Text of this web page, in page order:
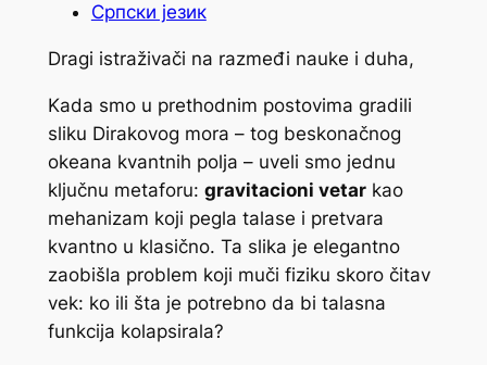
Српски језик
Dragi istraživači na razmeđi nauke i duha,
Kada smo u prethodnim postovima gradili
sliku Dirakovog mora – tog beskonačnog
okeana kvantnih polja – uveli smo jednu
ključnu metaforu: gravitacioni vetarkao
mehanizam koji pegla talase i pretvara
kvantno u klasično. Ta slika je elegantno
zaobišla problem koji muči fiziku skoro čitav
vek: ko ili šta je potrebno da bi talasna
funkcija kolapsirala?